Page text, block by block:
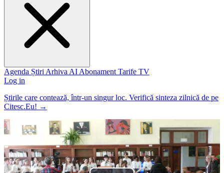
Agenda Știri Arhiva AI Abonament Tarife TV
Log in
Știrile care contează, într-un singur loc. Verifică sinteza zilnică de pe
Citesc.Eu! →